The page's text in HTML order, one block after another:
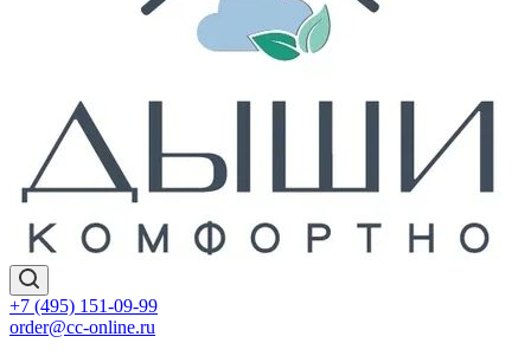
+7 (495) 151-09-99
order@cc-online.ru